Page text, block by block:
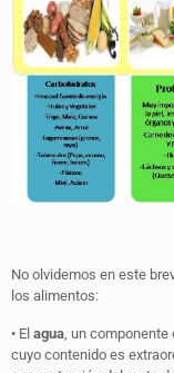
No olvidemos en este
los alimentos:
• El agua , un
cuyo contenido es